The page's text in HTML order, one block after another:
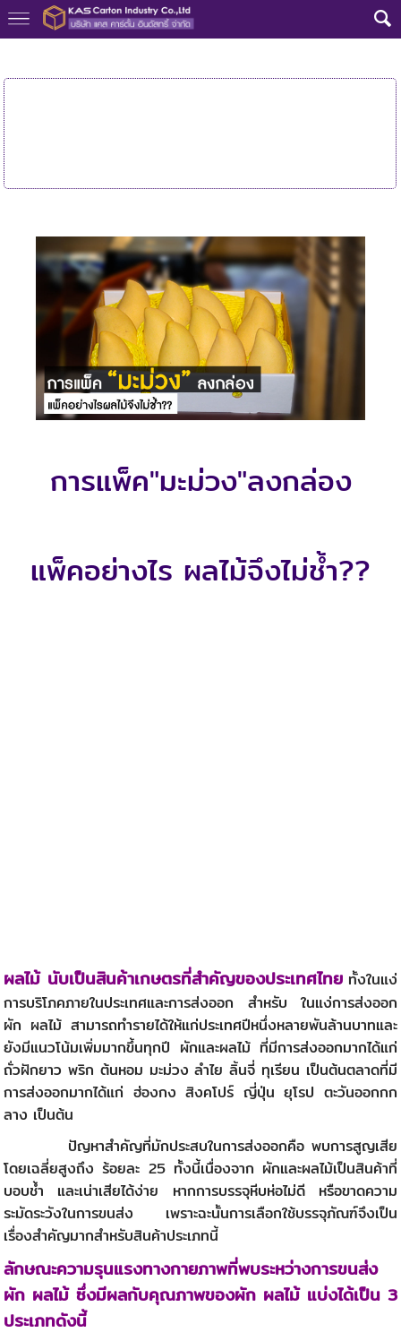
การแพ็ค"มะม่วง"ลงกล่อง
แพ็คอย่างไร ผลไม้จึงไม่ช้ำ??
ผลไม้ นับเป็นสินค้าเกษตรที่สำคัญของประเทศไทยทั้งในแง่
การบริโภคภายในประเทศและการส่งออก สำหรับ ในแง่การส่งออก
ผัก ผลไม้ สามารถทำรายได้ให้แก่ประเทศปีหนึ่งหลายพันล้านบาทและ
ยังมีแนวโน้มเพิ่มมากขึ้นทุกปี ผักและผลไม้ ที่มีการส่งออกมากได้แก่
ถั่วฝักยาว พริก ต้นหอม มะม่วง ลำไย ลิ้นจี่ ทุเรียน เป็นต้นตลาดที่มี
การส่งออกมากได้แก่ ฮ่องกง สิงคโปร์ ญี่ปุ่น ยุโรป ตะวันออกกก
ลาง เป็นต้น
ปัญหาสำคัญที่มักประสบในการส่งออกคือ พบการสูญเสีย
โดยเฉลี่ยสูงถึง ร้อยละ 25 ทั้งนี้เนื่องจาก ผักและผลไม้เป็นสินค้าที่
บอบช้ำ และเน่าเสียได้ง่าย หากการบรรจุหีบห่อไม่ดี หรือขาดความ
ระมัดระวังในการขนส่ง เพราะฉะนั้นการเลือกใช้บรรจุภัณฑ์จึงเป็น
เรื่องสำคัญมากสำหรับสินค้าประเภทนี้
ลักษณะความรุนแรงทางกายภาพที่พบระหว่างการขนส่ง
ผัก ผลไม้ ซึ่งมีผลกับคุณภาพของผัก ผลไม้ แบ่งได้เป็น 3
ประเภทดังนี้